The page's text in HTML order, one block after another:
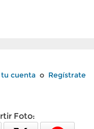
cuenta o Regístrate
Foto: